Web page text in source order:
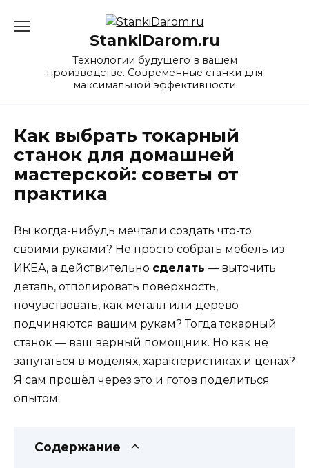
StankiDarom.ru
Технологии будущего в вашем
производстве. Современные станки для
максимальной эффективности
Как выбрать токарный
станок для домашней
мастерской: советы от
практика
Вы когда-нибудь мечтали создать что-то
своими руками? Не просто собрать мебель из
ИКЕА, а действительно сделать — выточить
деталь, отполировать поверхность,
почувствовать, как металл или дерево
подчиняются вашим рукам? Тогда токарный
станок — ваш верный помощник. Но как не
запутаться в моделях, характеристиках и ценах?
Я сам прошёл через это и готов поделиться
опытом.
Содержание